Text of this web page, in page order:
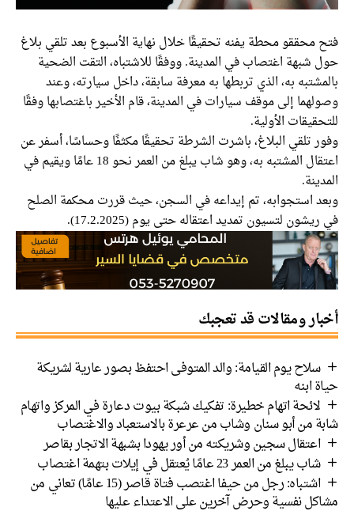
فتح محققو محطة يفنه تحقيقًا خلال نهاية الأسبوع بعد تلقي بلاغ
حول شبهة اغتصاب في المدينة. ووفقًا للاشتباه، التقت الضحية
بالمشتبه به، الذي تربطها به معرفة سابقة، داخل سيارته، وعند
وصولهما إلى موقف سيارات في المدينة، قام الأخير باغتصابها وفقًا
للتحقيقات الأولية.
وفور تلقي البلاغ، باشرت الشرطة تحقيقًا مكثفًا وحساسًا، أسفر عن
اعتقال المشتبه به، وهو شاب يبلغ من العمر نحو 18 عامًا ويقيم في
المدينة.
وبعد استجوابه، تم إيداعه في السجن، حيث قررت محكمة الصلح
في ريشون لتسيون تمديد اعتقاله حتى يوم (17.2.2025).
أخبار ومقالات قد تعجبك
سلاح يوم القيامة: والد المتوفى احتفظ بصور عارية لشريكة
حياة ابنه
لائحة اتهام خطيرة: تفكيك شبكة بيوت دعارة في المركز واتهام
شابة من أبو سنان وشاب من عرعرة بالاستعباد والاغتصاب
اعتقال سجين وشريكته من أور يهودا بشبهة الاتجار بقاصر
شاب يبلغ من العمر 23 عامًا يُعتقل في إيلات بتهمة اغتصاب
اشتباه: رجل من حيفا اغتصب فتاة قاصر (15 عامًا) تعاني من
مشاكل نفسية وحرض آخرين على الاعتداء عليها